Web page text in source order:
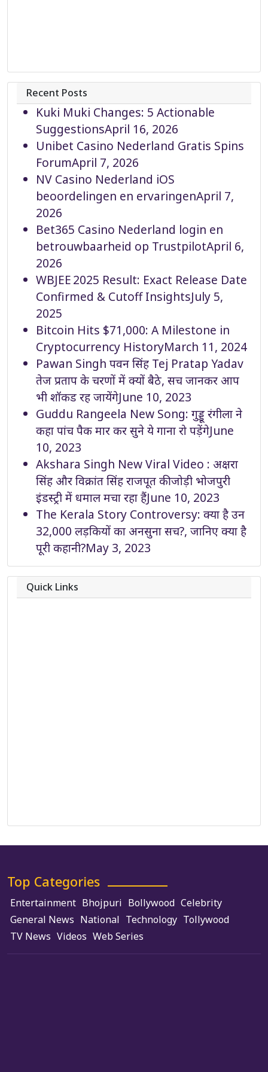
Recent Posts
Kuki Muki Changes: 5 Actionable
SuggestionsApril 16, 2026
Unibet Casino Nederland Gratis Spins
ForumApril 7, 2026
NV Casino Nederland iOS
beoordelingen en ervaringenApril 7,
2026
Bet365 Casino Nederland login en
betrouwbaarheid op TrustpilotApril 6,
2026
WBJEE 2025 Result: Exact Release Date
Confirmed & Cutoff InsightsJuly 5,
2025
Bitcoin Hits $71,000: A Milestone in
Cryptocurrency HistoryMarch 11, 2024
Pawan Singh पवन सिंह Tej Pratap Yadav
तेज प्रताप के चरणों में क्यों बैठे, सच जानकर आप
भी शॉकड रह जायेंगेJune 10, 2023
Guddu Rangeela New Song: गुड्डू रंगीला ने
कहा पांच पैक मार कर सुने ये गाना रो पड़ेंगेJune
10, 2023
Akshara Singh New Viral Video : अक्षरा
सिंह और विक्रांत सिंह राजपूत की जोड़ी भोजपुरी
इंडस्ट्री में धमाल मचा रहा हैंJune 10, 2023
The Kerala Story Controversy: क्या है उन
32,000 लड़कियों का अनसुना सच?, जानिए क्या है
पूरी कहानी?May 3, 2023
Quick Links
Top Categories
Entertainment Bhojpuri Bollywood Celebrity
General News National Technology Tollywood
TV News Videos Web Series